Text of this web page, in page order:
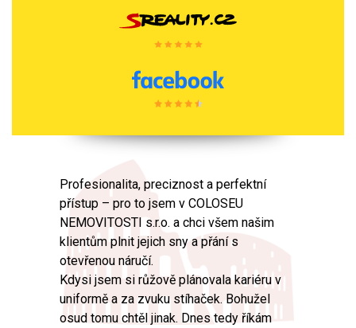
Profesionalita, preciznost a perfektní
přístup – pro to jsem v COLOSEU
NEMOVITOSTI s.r.o. a chci všem našim
klientům plnit jejich sny a přání s
otevřenou náručí.
Kdysi jsem si růžově plánovala kariéru v
uniformě a za zvuku stíhaček. Bohužel
osud tomu chtěl jinak. Dnes tedy říkám